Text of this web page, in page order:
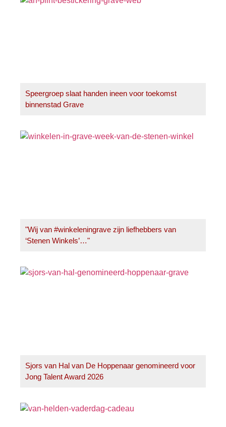
Speergroep slaat handen ineen voor toekomst
binnenstad Grave
"Wij van #winkeleningrave zijn liefhebbers van
‘Stenen Winkels’…"
Sjors van Hal van De Hoppenaar genomineerd voor
Jong Talent Award 2026